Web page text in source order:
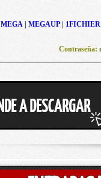
MEGA | MEGAUP |
Contraseña: